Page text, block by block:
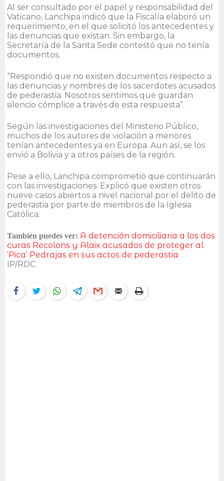
Al ser consultado por el papel y responsabilidad del
Vaticano, Lanchipa indicó que la Fiscalía elaboró un
requerimiento, en el que solicitó los antecedentes y
las denuncias que existan. Sin embargo, la
Secretaría de la Santa Sede contestó que no tenía
documentos.
“Respondió que no existen documentos respecto a
las denuncias y nombres de los sacerdotes acusados
de pederastia. Nosotros sentimos que guardan
silencio cómplice a través de esta respuesta”.
Según las investigaciones del Ministerio Público,
muchos de los autores de violación a menores
tenían antecedentes ya en Europa. Aun así, se los
envió a Bolivia y a otros países de la región.
Pese a ello, Lanchipa comprometió que continuarán
con las investigaciones. Explicó que existen otros
nueve casos abiertos a nivel nacional por el delito de
pederastia por parte de miembros de la Iglesia
Católica.
También puedes ver: A detención domiciliaria a los dos
curas Recolons y Alaix acusados de proteger al
‘Pica’ Pedrajas en sus actos de pederastia
IP/RDC